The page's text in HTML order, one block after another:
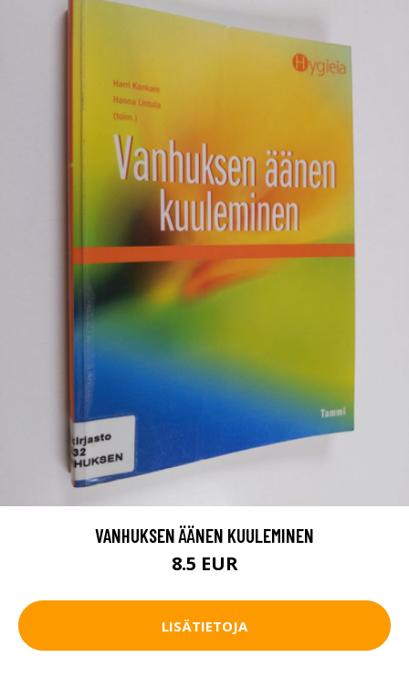
VANHUKSEN ÄÄNEN KUULEMINEN
8.5 EUR
LISÄTIETOJA